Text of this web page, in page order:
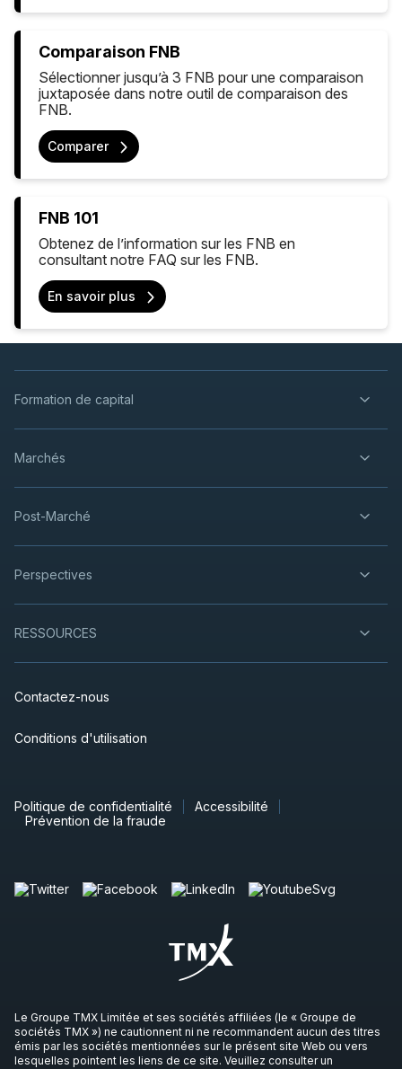
Comparaison FNB
Sélectionner jusqu’à 3 FNB pour une comparaison
juxtaposée dans notre outil de comparaison des
FNB.
Comparer
FNB 101
Obtenez de l’information sur les FNB en
consultant notre FAQ sur les FNB.
En savoir plus
Formation de capital
Marchés
Post-Marché
Perspectives
RESSOURCES
Contactez-nous
Conditions d'utilisation
Politique de confidentialité
Accessibilité
Prévention de la fraude
Le Groupe TMX Limitée et ses sociétés affiliées (le « Groupe de
sociétés TMX ») ne cautionnent ni ne recommandent aucun des titres
émis par les sociétés mentionnées sur le présent site Web ou vers
lesquelles pointent les liens de ce site. Veuillez consulter un